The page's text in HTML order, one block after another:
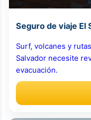
Seguro de viaje El
Surf, volcanes y
Salvador necesite
evacuación.